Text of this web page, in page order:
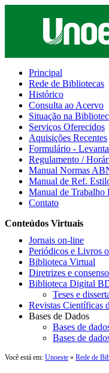
Principal
Rede de Bibliotecas
Histórico
Consulta ao Acervo
Situação na
Serviços Oferecidos
Aquisições Recentes
Formulário -
Regulamento /
Manual Normas
Manual de Ref.
Manual de Trabalho
Contato
Conteúdos Virtuais
Jornais on-line
Periódicos e Livros
Biblioteca Virtual
Diretrizes e
Biblioteca Digital
Teses e
Revistas Científicas
Bases de Dados
Bases de
Bases de
Você está em: Unoeste » Rede de